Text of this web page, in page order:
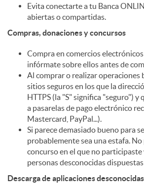
Evita conectarte a tu Banca
abiertas o compartidas.
Compras, donaciones y concursos
Compra en comercios
infórmate sobre ellos antes de
Al comprar o realizar operaciones
sitios seguros en los que la
HTTPS (la "S" significa "seguro") y
a pasarelas de pago electrónico
Mastercard, PayPal...).
Si parece demasiado bueno para
probablemente sea una estafa. No
concurso en el que no
personas desconocidas
Descarga de aplicaciones desconocidas